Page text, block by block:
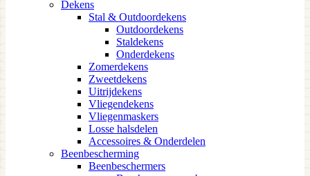
Dekens
Stal & Outdoordekens
Outdoordekens
Staldekens
Onderdekens
Zomerdekens
Zweetdekens
Uitrijdekens
Vliegendekens
Vliegenmaskers
Losse halsdelen
Accessoires & Onderdelen
Beenbescherming
Beenbeschermers